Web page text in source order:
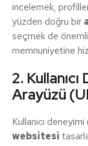
incelemek,
yüzden doğru bir
seçmek de
memnuniyetine
2.
Arayüzü
Kullanıcı
websitesi